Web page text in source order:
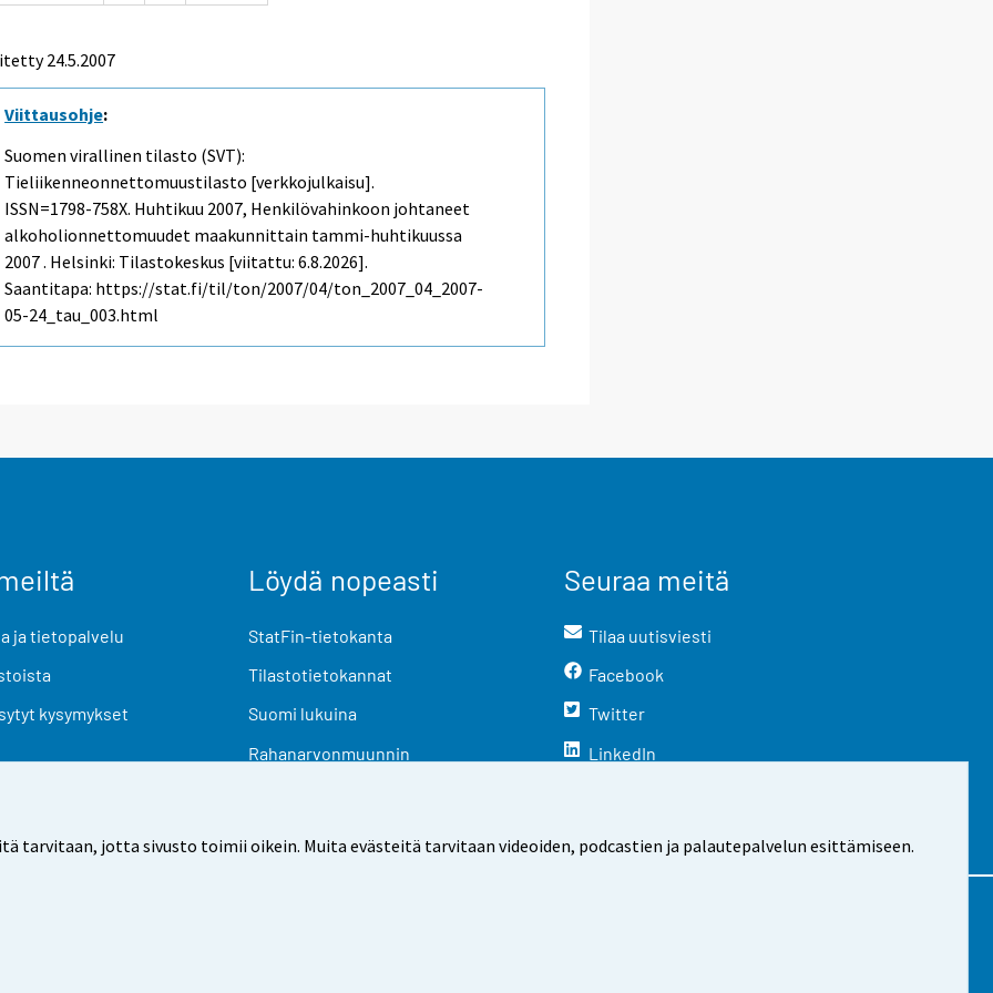
tarvitaan, jotta sivusto toimii oikein. Muita evästeitä tarvitaan videoiden, podcastien ja palautepalvelun esittämiseen.
24.5.2007
Viittausohje:
Suomen virallinen tilasto (SVT):
Tieliikenneonnettomuustilasto [verkkojulkaisu].
ISSN=1798-758X. Huhtikuu 2007, Henkilövahinkoon johtaneet
alkoholionnettomuudet maakunnittain tammi-huhtikuussa
2007 . Helsinki: Tilastokeskus [viitattu: 6.8.2026].
Saantitapa: https://stat.fi/til/ton/2007/04/ton_2007_04_2007-
05-24_tau_003.html
ja tietopalvelu
kysymykset
Löydä nopeasti
StatFin-tietokanta
Tilastotietokannat
Suomi lukuina
Rahanarvonmuunnin
Seuraa meitä
Tilaa uutisviesti
Facebook
Twitter
LinkedIn